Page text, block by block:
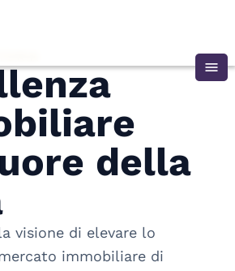
menu
Chi Siamo
Annunci
Investimenti
della
visione di elevare lo
immobiliare di